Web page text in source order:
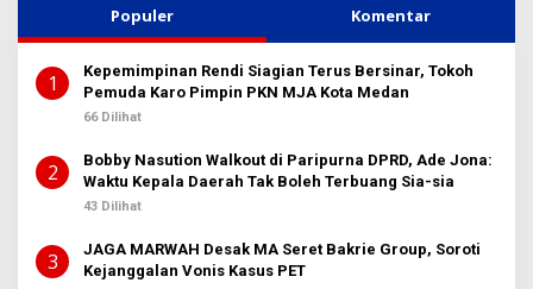
Populer Komentar
1
Kepemimpinan Rendi Siagian Terus Bersinar, Tokoh
Pemuda Karo Pimpin PKN MJA Kota Medan
66 Dilihat
2
Bobby Nasution Walkout di Paripurna DPRD, Ade Jona:
Waktu Kepala Daerah Tak Boleh Terbuang Sia-sia
43 Dilihat
3
JAGA MARWAH Desak MA Seret Bakrie Group, Soroti
Kejanggalan Vonis Kasus PET